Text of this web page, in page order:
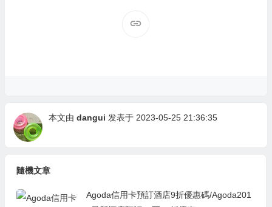
本文由 dangui 发表于 2023-05-25 21:36:35
隨機文章
Agoda信用卡預訂酒店9折優惠碼/Agoda201